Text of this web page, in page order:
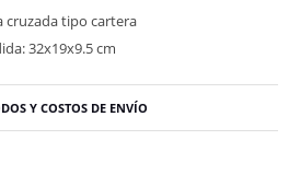
cruzada tipo cartera
32x19x9.5 cm
Y COSTOS DE ENVÍO